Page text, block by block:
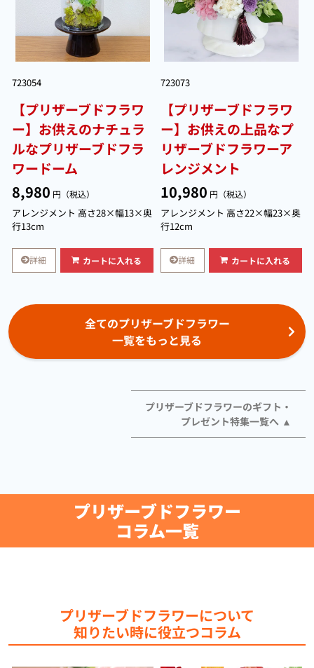
723054
【プリザーブドフラワ
ー】お供えのナチュラ
ルなプリザーブドフラ
ワードーム
8,980 円（税込）
アレンジメント 高さ28×幅13×奥
行13cm
詳細 カートに入れる
723073
【プリザーブドフラワ
ー】お供えの上品なプ
リザーブドフラワーア
レンジメント
10,980 円（税込）
アレンジメント 高さ22×幅23×奥
行12cm
詳細 カートに入れる
全てのプリザーブドフラワー
一覧をもっと見る
プリザーブドフラワーのギフト・
プレゼント特集一覧へ
プリザーブドフラワー
コラム一覧
プリザーブドフラワーについて
知りたい時に役立つコラム